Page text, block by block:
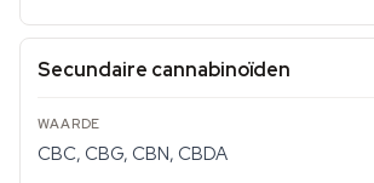
Secundaire cannabinoïden
CBC, CBG, CBN, CBDA